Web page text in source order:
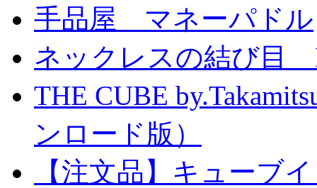
手品屋 マネーパドル
ネックレスの結び目
THE CUBE
ンロード版）
【注文品】キューブ